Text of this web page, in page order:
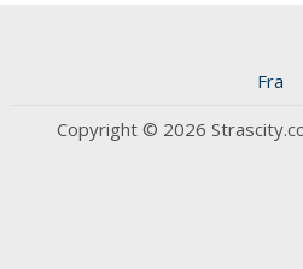
Fra
Copyright © 2026